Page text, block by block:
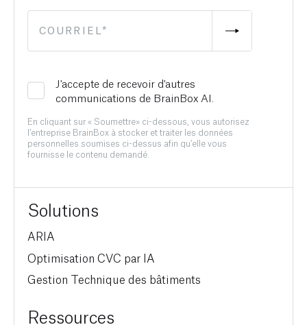
J'accepte de recevoir d'autres
communications de BrainBox AI.
En cliquant sur « Soumettre» ci-dessous, vous autorisez
l’entreprise BrainBox à stocker et traiter les données
personnelles soumises ci-dessus afin qu’elle vous
fournisse le contenu demandé.
Solutions
ARIA
Optimisation CVC par IA
Gestion Technique des bâtiments
Ressources